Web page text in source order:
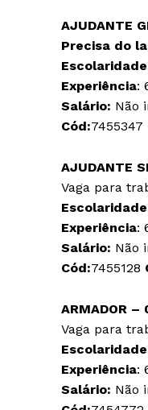
AJUDANTE
Precisa do
Experiência:
Salário: Não
Cód:7455347
AJUDANTE
Vaga para
Experiência:
Salário: Não
Cód:7455128
ARMADOR –
Vaga para
Experiência:
Salário: Não